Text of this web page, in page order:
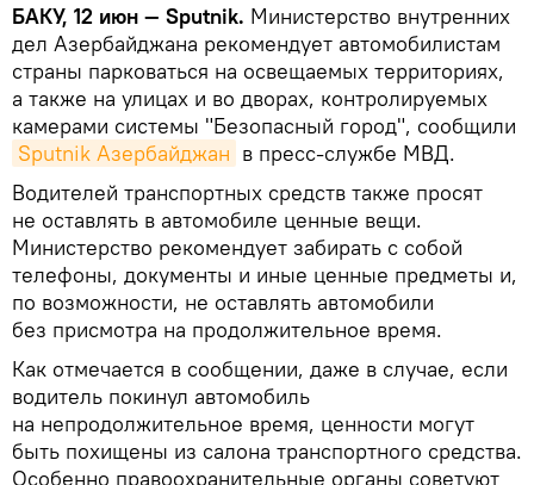
БАКУ, 12 июн — Sputnik. Министерство внутренних
дел Азербайджана рекомендует автомобилистам
страны парковаться на освещаемых территориях,
а также на улицах и во дворах, контролируемых
камерами системы "Безопасный город", сообщили
Sputnik Азербайджан в пресс-службе МВД.
Водителей транспортных средств также просят
не оставлять в автомобиле ценные вещи.
Министерство рекомендует забирать с собой
телефоны, документы и иные ценные предметы и,
по возможности, не оставлять автомобили
без присмотра на продолжительное время.
Как отмечается в сообщении, даже в случае, если
водитель покинул автомобиль
на непродолжительное время, ценности могут
быть похищены из салона транспортного средства.
Особенно правоохранительные органы советуют